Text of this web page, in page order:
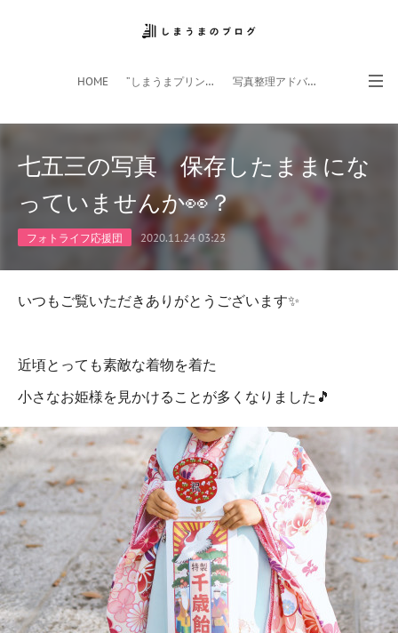
HOME ”しまうまプリント”サイト 写真整理アドバイザー
フォトライフ応援団 スマホアプリ
七五三の写真 保存したままにな
っていませんか👀？
フォトライフ応援団 2020.11.24 03:23
いつもご覧いただきありがとうございます✨
近頃とっても素敵な着物を着た
小さなお姫様を見かけることが多くなりました🎵